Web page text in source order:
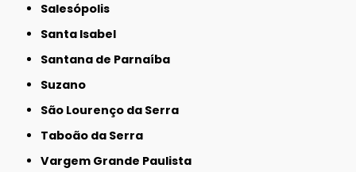
Salesópolis
Santa Isabel
Santana de Parnaíba
Suzano
São Lourenço da Serra
Taboão da Serra
Vargem Grande Paulista